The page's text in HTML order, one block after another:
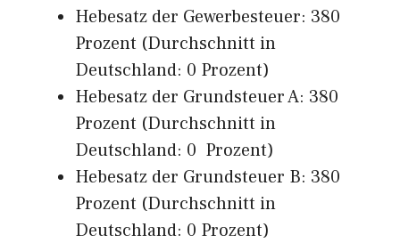
Hebesatz der Gewerbesteuer: 380
Prozent (Durchschnitt in
Deutschland: 0 Prozent)
Hebesatz der Grundsteuer A: 380
Prozent (Durchschnitt in
Deutschland: 0 Prozent)
Hebesatz der Grundsteuer B: 380
Prozent (Durchschnitt in
Deutschland: 0 Prozent)